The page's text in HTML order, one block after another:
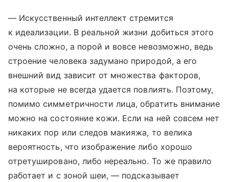
— Искусственный интеллект стремится
к идеализации. В реальной жизни добиться этого
очень сложно, а порой и вовсе невозможно, ведь
строение человека задумано природой, а его
внешний вид зависит от множества факторов,
на которые не всегда удается повлиять. Поэтому,
помимо симметричности лица, обратить внимание
можно на состояние кожи. Если на ней совсем нет
никаких пор или следов макияжа, то велика
вероятность, что изображение либо хорошо
отретушировано, либо нереально. То же правило
работает и с зоной шеи, — подсказывает